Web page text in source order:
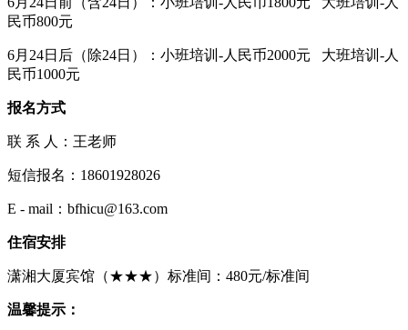
民币800元
6月24日后（除24日）：小班培训-人民币2000元 大班培训-人
民币1000元
报名方式
联 系 人：王老师
短信报名：18601928026
E - mail：bfhicu@163.com
住宿安排
潇湘大厦宾馆（★★★）标准间：480元/标准间
温馨提示：